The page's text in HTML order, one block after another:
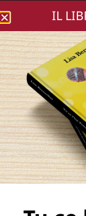
Lisa IL